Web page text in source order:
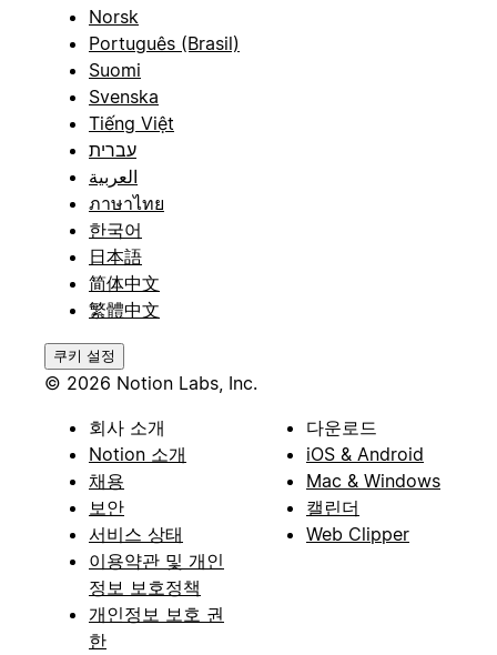
Norsk
Português (Brasil)
Suomi
Svenska
Tiếng Việt
עברית
العربية
ภาษาไทย
한국어
日本語
简体中文
繁體中文
쿠키 설정
© 2026 Notion Labs, Inc.
회사 소개
Notion 소개
채용
보안
서비스 상태
이용약관 및 개인
정보 보호정책
개인정보 보호 권
한
다운로드
iOS & Android
Mac & Windows
캘린더
Web Clipper